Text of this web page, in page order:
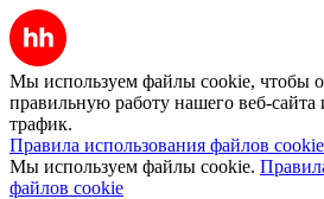
Мы используем файлы cookie, чтобы
правильную работу нашего веб-сайта
трафик.
Правила использования файлов cookie
Мы используем файлы cookie.
файлов cookie